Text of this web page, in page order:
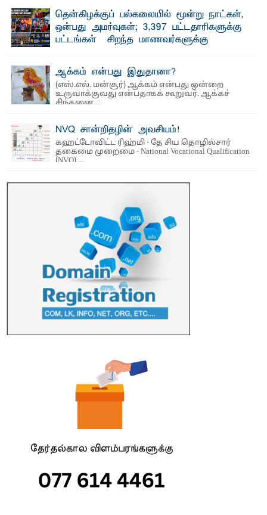
பேராசிரியர் எம். எம். பாஸில்
தெ ன்கிழக்குப் பல்கலைக்கழகத்தின் கலை மற்றும் கலாசார
பீடத்தின் புவியியல் துறையினால் ...
தென்கிழக்குப் பல்கலையில் மூன்று நாட்கள்,
ஒன்பது அமர்வுகள்; 3,397 பட்டதாரிகளுக்கு
பட்டங்கள் – சிறந்த மாணவர்களுக்கு
மற்றும் சிறப்புப் பரிசுகள்
எம்.வை. அமீர்- ஒ லுவிலில் அமைந்துள்ள தென்கிழக்குப்
பல்கலைக்கழகத்தின் 18ஆவது பொதுப் பட்டமளிப்பு விழா ...
ஆக்கம் என்பது இதுதானா?
(எஸ்.எல். மன்சூர்) ஆக்கம் என்பது ஒன்றை
உருவாக்குவது என்பதாகக் கூறுவர். ஆக்கச்
சிந்தனை ...
NVQ சான்றிதழின் அவசியம்!
கஹட்டோவிட்ட ரிஹ்மி - தே சிய தொழில்சார்
தகைமை முறைமை - National Vocational Qualification
(NVQ) ...